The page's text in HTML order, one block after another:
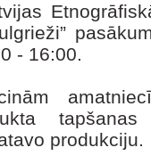
- 16:00.
produkciju.